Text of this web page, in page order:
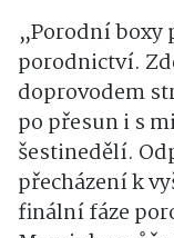
„Porodní
porodnictví.
doprovodem
po přesun i s
šestinedělí.
přecházení k
finální fáze